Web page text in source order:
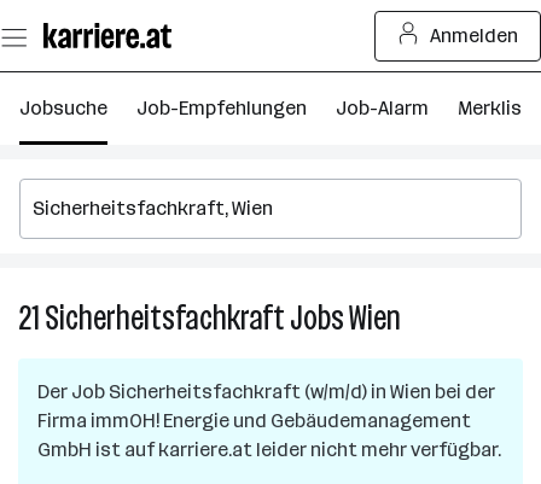
Seiteninhalt
springen
Anmelden
Jobsuche Job-Empfehlungen Job-Alarm Merkliste
21SicherheitsfachkraftJobsWien
in
Wien
Der Job Sicherheitsfachkraft (w/m/d) in Wien bei der
Firma immOH! Energie und Gebäudemanagement
GmbH ist auf karriere.at leider nicht mehr verfügbar.